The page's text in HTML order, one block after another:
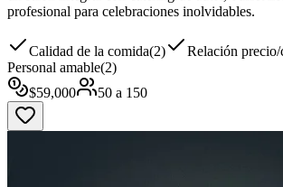
profesional para celebraciones inolvidables.
Calidad de la comida(2) Relación precio/
Personal amable(2)
$59,000 50 a 150